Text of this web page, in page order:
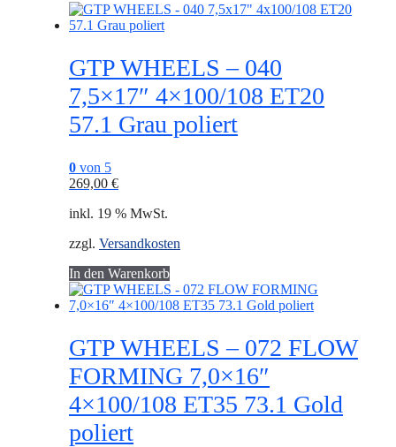
GTP WHEELS – 040
7,5×17″ 4×100/108 ET20
57.1 Grau poliert
0 von 5
269,00 €
inkl. 19 % MwSt.
zzgl. Versandkosten
In den Warenkorb
GTP WHEELS – 072 FLOW
FORMING 7,0×16″
4×100/108 ET35 73.1 Gold
poliert